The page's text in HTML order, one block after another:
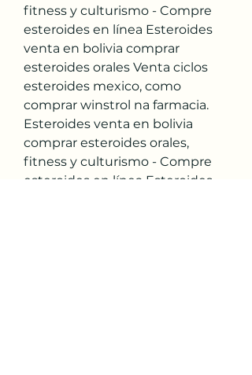
fitness y culturismo - Compre
esteroides en línea Esteroides
venta en bolivia comprar
esteroides orales Venta ciclos
esteroides mexico, como
comprar winstrol na farmacia.
Esteroides venta en bolivia
comprar esteroides orales,
fitness y culturismo - Compre
esteroides en línea Esteroides